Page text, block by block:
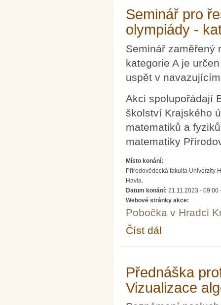
Seminář pro
olympiády -
Seminář zaměřený
kategorie A je
uspět v
Akci spolupořádají
školství Krajského
matematiků a
matematiky
Místo konání:
Přírodovědecká fakulta Univerzity
Havla.
Datum konání: 21.11.2023 - 09:00
Webové stránky akce:
Pobočka v Hradci
Číst dál
Přednáška
Vizualizace